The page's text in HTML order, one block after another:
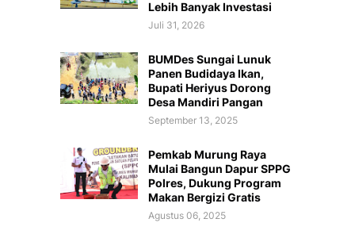
Lebih Banyak Investasi
Juli 31, 2026
BUMDes Sungai Lunuk
Panen Budidaya Ikan,
Bupati Heriyus Dorong
Desa Mandiri Pangan
September 13, 2025
Pemkab Murung Raya
Mulai Bangun Dapur SPPG
Polres, Dukung Program
Makan Bergizi Gratis
Agustus 06, 2025